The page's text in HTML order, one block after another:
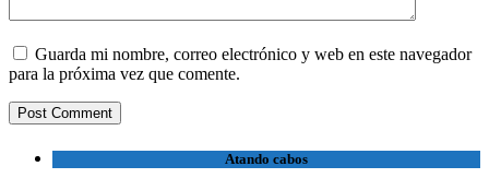
Guarda mi nombre, correo electrónico y web en este navegador
para la próxima vez que comente.
Atando cabos